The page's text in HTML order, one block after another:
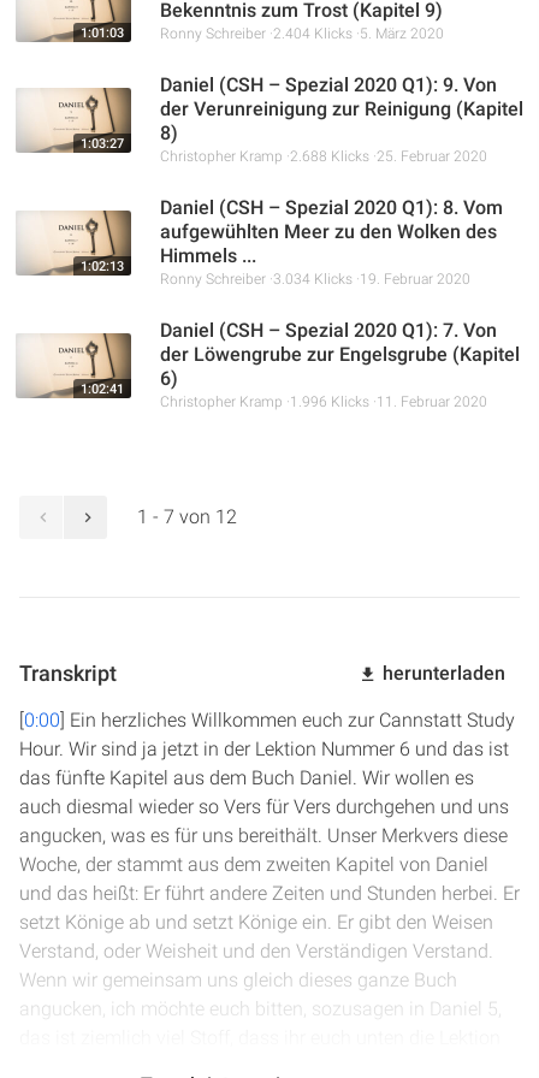
1:01:03
Bekenntnis zum Trost (Kapitel 9)
Ronny Schreiber 2.404 Klicks 5. März 2020
1:03:27
Daniel (CSH – Spezial 2020 Q1): 9. Von
der Verunreinigung zur Reinigung (Kapitel
8)
Christopher Kramp 2.688 Klicks 25. Februar 2020
1:02:13
Daniel (CSH – Spezial 2020 Q1): 8. Vom
aufgewühlten Meer zu den Wolken des
Himmels ...
Ronny Schreiber 3.034 Klicks 19. Februar 2020
1:02:41
Daniel (CSH – Spezial 2020 Q1): 7. Von
der Löwengrube zur Engelsgrube (Kapitel
6)
Christopher Kramp 1.996 Klicks 11. Februar 2020
1 - 7 von 12
Transkript herunterladen
[0:00] Ein herzliches Willkommen euch zur Cannstatt Study
Hour. Wir sind ja jetzt in der Lektion Nummer 6 und das ist
das fünfte Kapitel aus dem Buch Daniel. Wir wollen es
auch diesmal wieder so Vers für Vers durchgehen und uns
angucken, was es für uns bereithält. Unser Merkvers diese
Woche, der stammt aus dem zweiten Kapitel von Daniel
und das heißt: Er führt andere Zeiten und Stunden herbei. Er
setzt Könige ab und setzt Könige ein. Er gibt den Weisen
Verstand, oder Weisheit und den Verständigen Verstand.
Wenn wir gemeinsam uns gleich dieses ganze Buch
angucken, ich möchte euch bitten, sozusagen in Daniel 5,